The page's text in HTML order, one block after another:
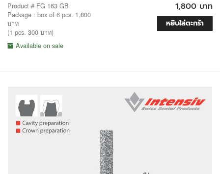
Product # FG 163 GB
Package : box of 6 pcs. 1,800
บาท
(1 pcs. 300 บาท)
Available on sale
1,800 บาท
หยิบใส่ตะกร้า